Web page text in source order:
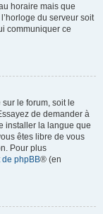
horaire mais que
du serveur soit
communiquer ce
le forum, soit le
de demander à
installer la langue que
êtes libre de vous
Pour plus
de phpBB® (en